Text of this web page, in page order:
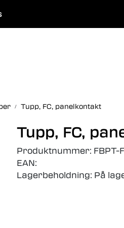
Tupp, FC, panelkontakt
Tupp, FC,
Produktnummer: FBPT-
EAN:
Lagerbeholdning: På